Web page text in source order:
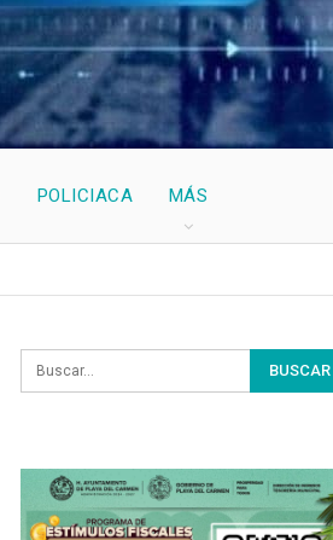
POLICIACA MÁS